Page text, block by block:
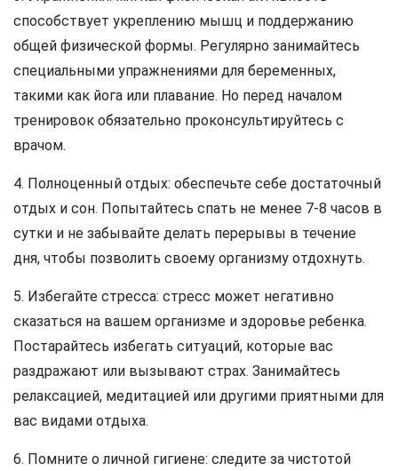
способствует укреплению мышц и поддержанию
общей физической формы. Регулярно занимайтесь
специальными упражнениями для беременных,
такими как йога или плавание. Но перед началом
тренировок обязательно проконсультируйтесь с
врачом.
4. Полноценный отдых: обеспечьте себе достаточный
отдых и сон. Попытайтесь спать не менее 7-8 часов в
сутки и не забывайте делать перерывы в течение
дня, чтобы позволить своему организму отдохнуть.
5. Избегайте стресса: стресс может негативно
сказаться на вашем организме и здоровье ребенка.
Постарайтесь избегать ситуаций, которые вас
раздражают или вызывают страх. Занимайтесь
релаксацией, медитацией или другими приятными для
вас видами отдыха.
6. Помните о личной гигиене: следите за чистотой